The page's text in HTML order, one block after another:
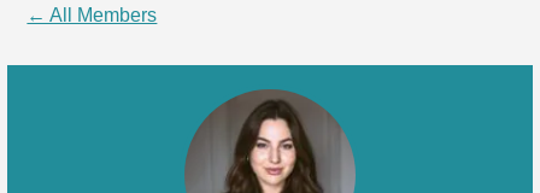
← All Members